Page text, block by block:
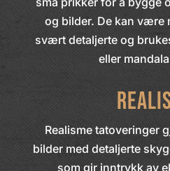
og bilder. De kan være
svært detaljerte og
eller
Realisme tatoveringer
bilder med detaljerte
som gir inntrykk av